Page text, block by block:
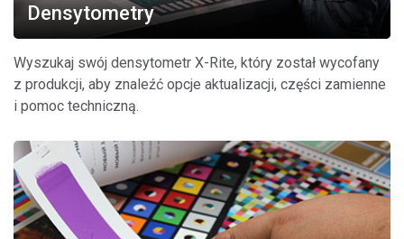
Densytometry
Wyszukaj swój densytometr X-Rite, który został wycofany
z produkcji, aby znaleźć opcje aktualizacji, części zamienne
i pomoc techniczną.